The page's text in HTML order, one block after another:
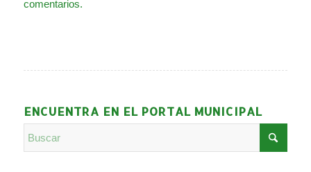
comentarios.
ENCUENTRA EN EL PORTAL MUNICIPAL